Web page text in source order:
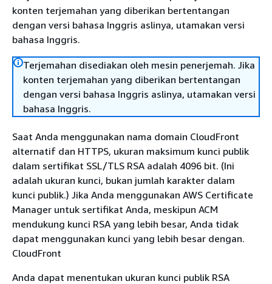
konten terjemahan yang diberikan bertentangan
dengan versi bahasa Inggris aslinya, utamakan versi
bahasa Inggris.
Terjemahan disediakan oleh mesin penerjemah. Jika
konten terjemahan yang diberikan bertentangan
dengan versi bahasa Inggris aslinya, utamakan versi
bahasa Inggris.
Saat Anda menggunakan nama domain CloudFront
alternatif dan HTTPS, ukuran maksimum kunci publik
dalam sertifikat SSL/TLS RSA adalah 4096 bit. (Ini
adalah ukuran kunci, bukan jumlah karakter dalam
kunci publik.) Jika Anda menggunakan AWS Certificate
Manager untuk sertifikat Anda, meskipun ACM
mendukung kunci RSA yang lebih besar, Anda tidak
dapat menggunakan kunci yang lebih besar dengan.
CloudFront
Anda dapat menentukan ukuran kunci publik RSA